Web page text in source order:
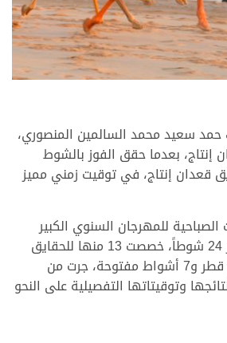
حمد سعيد محمد السالمين المنصوري،
إنتاج، بعدما حقق الفوز بالشوط
قعدان إنتاج، في توقيت زمني مميز
الصباحية للمهرجان السنوي الكبير
اليوم السبت على مدار 24 شوطاً، خصصت 13 منها للحقايق
إنتاج و4 أشواط لإنتاج قطر و7 أشواط مفتوحة، جرت من
نتائجها وتوقيتاتها التفصيلية على النحو